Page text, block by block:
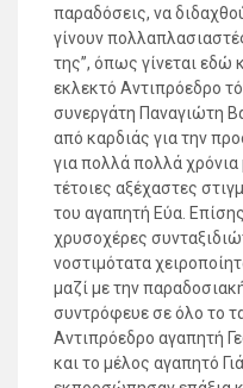
παραδόσεις, να
γίνουν
της”, όπως γίνεται εδώ
εκλεκτό Αντιπρόεδρο
συνεργάτη Παναγιώτη
από καρδιάς για την
για πολλά πολλά χρόνια
τέτοιες αξέχαστες
του αγαπητή Εύα.
χρυσοχέρες
νοστιμότατα
μαζί με την
συντρόφευε σε όλο το
Αντιπρόεδρο αγαπητή
και το μέλος αγαπητό